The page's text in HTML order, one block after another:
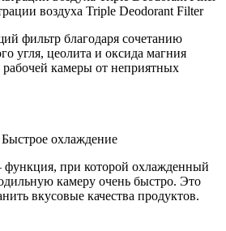
воздуха Triple Deodorant Filter
фильтр благодаря сочетанию
угля, цеолита и оксида магния
камеры от неприятных
Быстрое охлаждение
при которой охлажденный
камеру очень быстро. Это
вкусовые качества продуктов.